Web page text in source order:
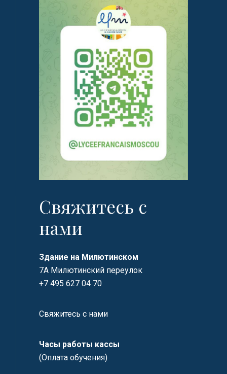
Свяжитесь с
нами
Здание на Милютинском
7А Милютинский переулок
+7 495 627 04 70
Свяжитесь с нами
Часы работы кассы
(Оплата обучения)